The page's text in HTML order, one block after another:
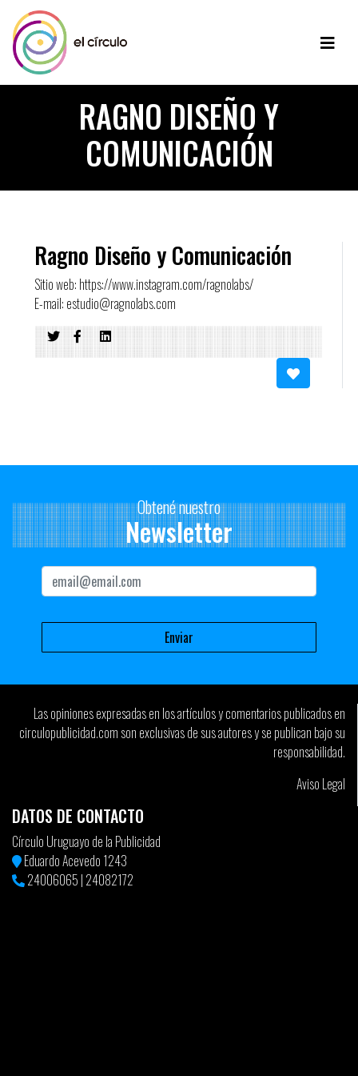
RAGNO DISEÑO Y
COMUNICACIÓN
Ragno Diseño y Comunicación
Sitio web: https://www.instagram.com/ragnolabs/
E-mail: estudio@ragnolabs.com
Obtené nuestro
Newsletter
Las opiniones expresadas en los artículos y comentarios publicados en
circulopublicidad.com son exclusivas de sus autores y se publican bajo su
responsabilidad.
Aviso Legal
DATOS DE CONTACTO
Círculo Uruguayo de la Publicidad
Eduardo Acevedo 1243
24006065 | 24082172